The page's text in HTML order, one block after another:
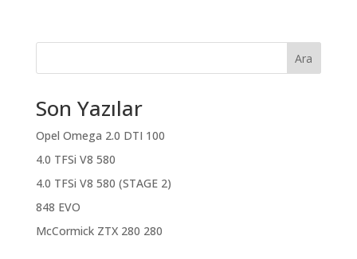
Ara
Son Yazılar
Opel Omega 2.0 DTI 100
4.0 TFSi V8 580
4.0 TFSi V8 580 (STAGE 2)
848 EVO
McCormick ZTX 280 280